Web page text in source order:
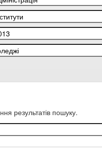
результатів пошуку.